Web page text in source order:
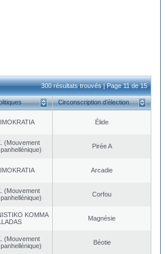
300 résultats trouvés | Page 11 de 15
Circonscription d’élection
Élide
(Mouvement
Pirée A
Arcadie
(Mouvement
Corfou
KOMMA
Magnésie
(Mouvement
Béotie